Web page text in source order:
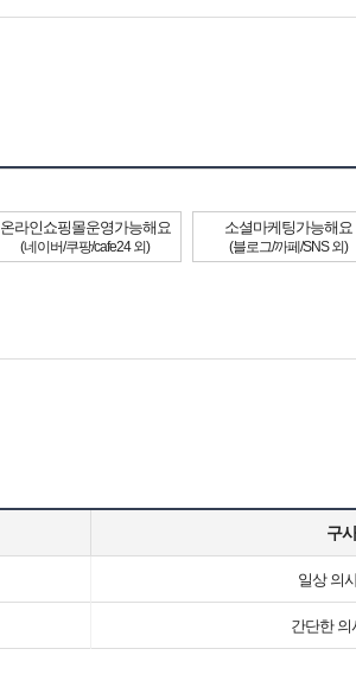
온라인쇼핑몰운영가능해요
(네이버/쿠팡/cafe24 외)
소셜마케팅가능해요
(블로그/까페/SNS 외)
구
일상 의
간단한 의